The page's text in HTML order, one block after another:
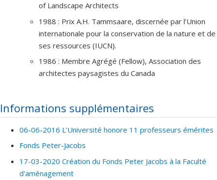
of Landscape Architects
1988 : Prix A.H. Tammsaare, discernée par l’Union
internationale pour la conservation de la nature et de
ses ressources (IUCN).
1986 : Membre Agrégé (Fellow), Association des
architectes paysagistes du Canada
Informations supplémentaires
06-06-2016 L’Université honore 11 professeurs émérites
Fonds Peter-Jacobs
17-03-2020 Création du Fonds Peter Jacobs à la Faculté
d'aménagement